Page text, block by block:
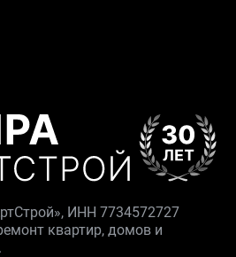
ИНН 7734572727
квартир, домов и